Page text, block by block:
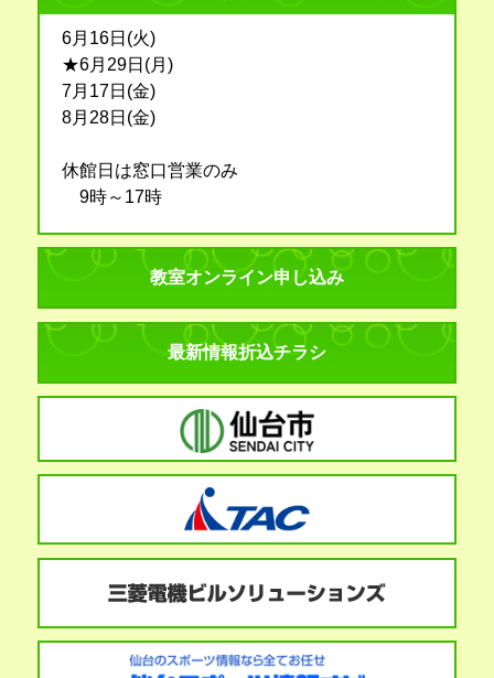
6月16日(火)
★6月29日(月)
7月17日(金)
8月28日(金)
休館日は窓口営業のみ
9時～17時
教室オンライン申し込み
最新情報折込チラシ